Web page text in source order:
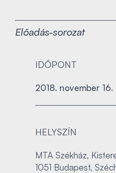
Előadás-sorozat
IDŐPONT
2018. november
HELYSZÍN
MTA Székház,
1051 Budapest,